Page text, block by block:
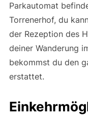
Parkautomat
Torrenerhof, du
der Rezeption des
deiner Wanderung
bekommst du den
erstattet.